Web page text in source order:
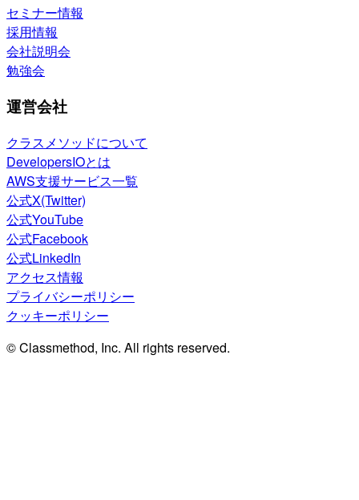
セミナー情報
採用情報
会社説明会
勉強会
運営会社
クラスメソッドについて
DevelopersIOとは
AWS支援サービス一覧
公式X(Twitter)
公式YouTube
公式Facebook
公式LinkedIn
アクセス情報
プライバシーポリシー
クッキーポリシー
© Classmethod, Inc. All rights reserved.